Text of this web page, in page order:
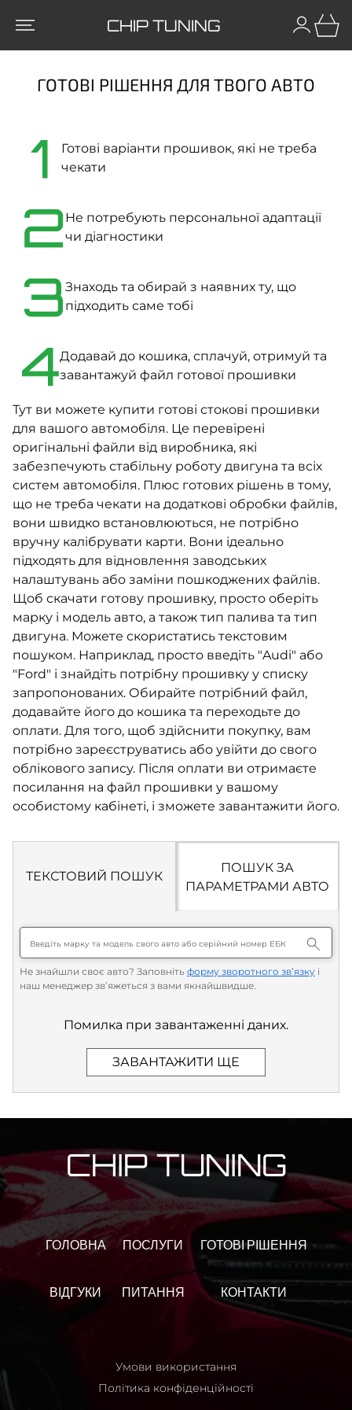
CHIP TUNING
ГОТОВІ РІШЕННЯ ДЛЯ ТВОГО АВТО
1
Готові варіанти прошивок, які не треба
чекати
2Не потребують персональної адаптації
чи діагностики
3Знаходь та обирай з наявних ту, що
підходить саме тобі
4Додавай до кошика, сплачуй, отримуй та
завантажуй файл готової прошивки
Тут ви можете купити готові стокові прошивки
для вашого автомобіля. Це перевірені
оригінальні файли від виробника, які
забезпечують стабільну роботу двигуна та всіх
систем автомобіля. Плюс готових рішень в тому,
що не треба чекати на додаткові обробки файлів,
вони швидко встановлюються, не потрібно
вручну калібрувати карти. Вони ідеально
підходять для відновлення заводських
налаштувань або заміни пошкоджених файлів.
Щоб скачати готову прошивку, просто оберіть
марку і модель авто, а також тип палива та тип
двигуна. Можете скористатись текстовим
пошуком. Наприклад, просто введіть "Audi" або
"Ford" і знайдіть потрібну прошивку у списку
запропонованих. Обирайте потрібний файл,
додавайте його до кошика та переходьте до
оплати. Для того, щоб здійснити покупку, вам
потрібно зареєструватись або увійти до свого
облікового запису. Після оплати ви отримаєте
посилання на файл прошивки у вашому
особистому кабінеті, і зможете завантажити його.
ТЕКСТОВИЙ ПОШУК
ПОШУК ЗА
ПАРАМЕТРАМИ АВТО
Не знайшли своє авто? Заповніть форму зворотного зв’язку і
наш менеджер зв’яжеться з вами якнайшвидше.
Помилка при завантаженні даних.
ЗАВАНТАЖИТИ ЩЕ
CHIP TUNING
ГОЛОВНА ПОСЛУГИ ГОТОВІ РІШЕННЯ
ВІДГУКИ ПИТАННЯ КОНТАКТИ
Умови використання
Політика конфіденційності